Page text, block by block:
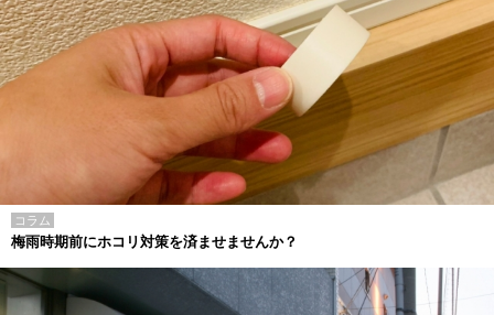
コラム
梅雨時期前にホコリ対策を済ませませんか？